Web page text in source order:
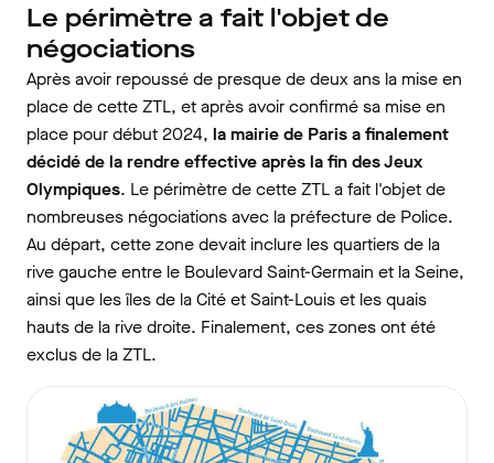
Le périmètre a fait l'objet de
négociations
Après avoir repoussé de presque de deux ans la mise en
place de cette ZTL, et après avoir confirmé sa mise en
place pour début 2024, la mairie de Paris a finalement
décidé de la rendre effective après la fin des Jeux
Olympiques. Le périmètre de cette ZTL a fait l'objet de
nombreuses négociations avec la préfecture de Police.
Au départ, cette zone devait inclure les quartiers de la
rive gauche entre le Boulevard Saint-Germain et la Seine,
ainsi que les îles de la Cité et Saint-Louis et les quais
hauts de la rive droite. Finalement, ces zones ont été
exclus de la ZTL.